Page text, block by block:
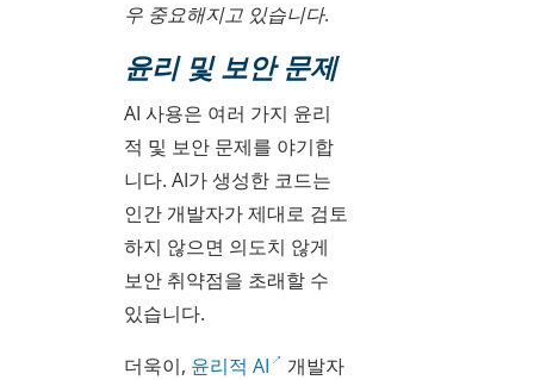
우 중요해지고 있습니다.
윤리 및 보안 문제
AI 사용은 여러 가지 윤리
적 및 보안 문제를 야기합
니다. AI가 생성한 코드는
인간 개발자가 제대로 검토
하지 않으면 의도치 않게
보안 취약점을 초래할 수
있습니다.
더욱이, 윤리적 AI
개발자